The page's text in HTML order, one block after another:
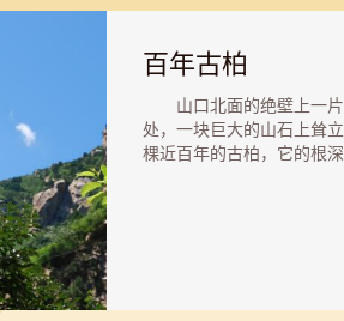
百年古柏
山口北面的绝壁上一片
处，一块巨大的山石上耸
棵近百年的古柏，它的根